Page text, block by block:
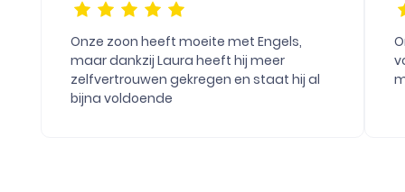
Onze zoon heeft moeite met Engels,
maar dankzij Laura heeft hij meer
zelfvertrouwen gekregen en staat hij al
bijna voldoende